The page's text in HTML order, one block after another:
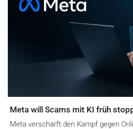
Meta will Scams mit KI früh
Meta verschärft den Kampf gegen